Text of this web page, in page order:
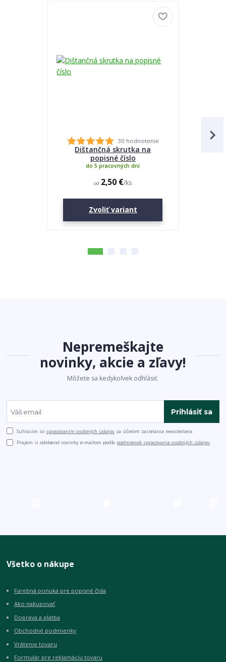
30 hodnotenie
Dištančná skrutka na
popisné číslo
od 2,50 €/ks
do 5 pracovných dní
Zvoliť variant
Nepremeškajte
novinky, akcie a zľavy!
Môžete sa kedykoľvek odhlásiť.
Prihlásiť sa
Súhlasím so spracovaním osobných údajov za účelom zasielania newslettera.
Prajem si odoberať novinky e-mailom podľa podmienok spracovania osobných údajov.
Všetko o nákupe
Farebná ponuka pre popisné čísla
Ako nakupovať
Doprava a platba
Obchodné podmienky
Vrátenie tovaru
Formulár pre reklamáciu tovaru